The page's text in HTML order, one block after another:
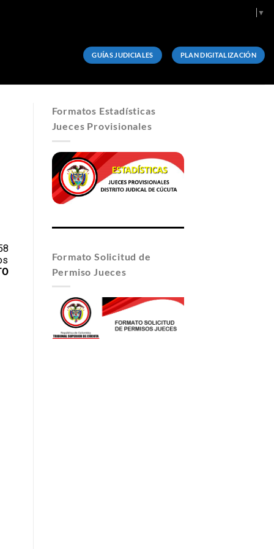
▼
GUÍAS JUDICIALES PLAN DIGITALIZACIÓN
Formatos Estadísticas
Jueces Provisionales
Formato Solicitud de
Permiso Jueces